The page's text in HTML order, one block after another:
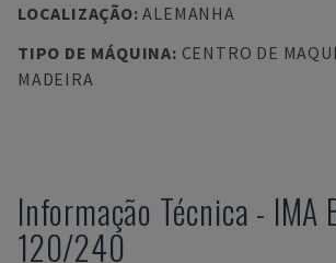
LOCALIZAÇÃO:ALEMANHA
TIPO DE MÁQUINA: CENTRO DE
MADEIRA
Informação Técnica - IMA
120/240